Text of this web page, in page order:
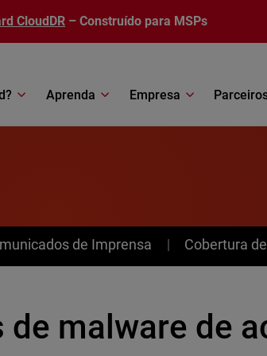
CloudDR – Construído para MSPs
Aprenda Empresa
de Imprensa Cobertura
de malware de